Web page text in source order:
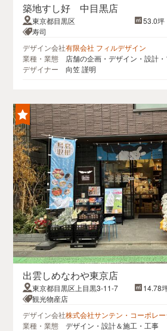
築地すし好 中目黒店
東京都目黒区
53.0坪
寿司
デザイン会社有限会社 フィルデザイン
業種・業態
店舗の企画・デザイン・設計
デザイナー
向笠 謹明
出雲しめなわや東京店
東京都目黒区上目黒3-11-7
14.78
観光物産店
デザイン会社株式会社サンテン・コーポレ
業種・業態
デザイン・設計＆施工・工事